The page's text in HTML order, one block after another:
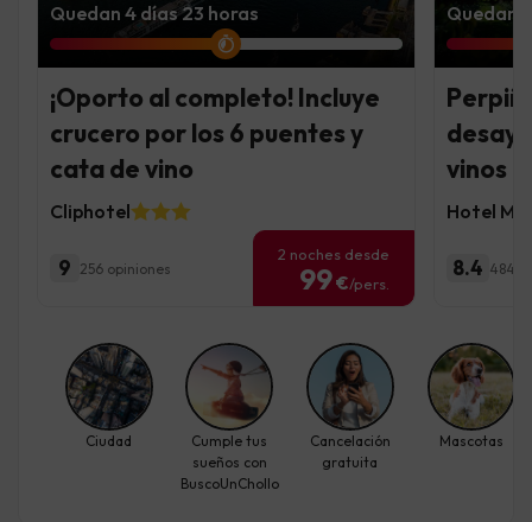
Quedan 4 días 23 horas
¡Oporto al completo! Incluye
crucero por los 6 puentes y
cata de vino
Cliphotel
9 256 opiniones
2 noches desde
99€/pers.
Quedan
vinos
Hotel
8.4 484
Ciudad
Cumple tus
sueños con
BuscoUnChollo
Cancelación
gratuita
Mascotas